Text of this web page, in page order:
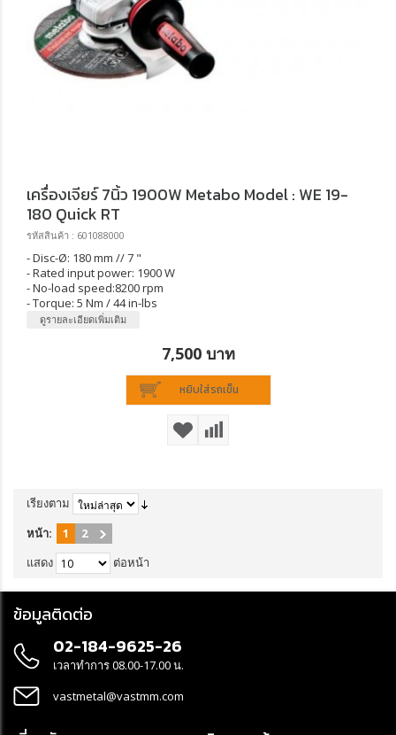
เครื่องเจียร์ 7นิ้ว 1900W Metabo Model : WE 19-
180 Quick RT
รหัสสินค้า : 601088000
- Disc-Ø: 180 mm // 7 "
- Rated input power: 1900 W
- No-load speed:8200 rpm
- Torque: 5 Nm / 44 in-lbs
ดูรายละเอียดเพิ่มเติม
7,500 บาท
หยิบใส่รถเข็น
เรียงตาม
หน้า:
1
2
แสดง
ต่อหน้า
ข้อมูลติดต่อ
02-184-9625-26
เวลาทำการ 08.00-17.00 น.
vastmetal@vastmm.com